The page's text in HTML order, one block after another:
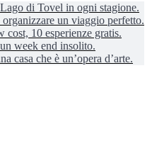
di Tovel in ogni stagione.
un viaggio perfetto.
cost, 10 esperienze gratis.
week end insolito.
casa che è un’opera d’arte.